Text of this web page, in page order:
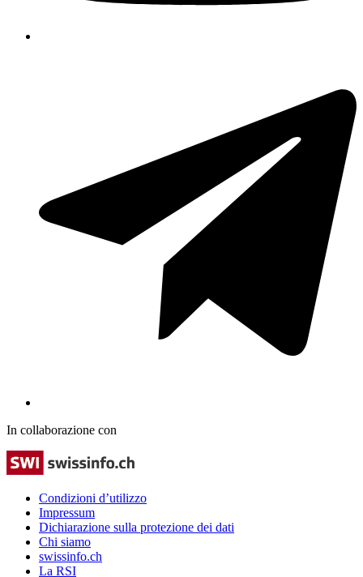
In collaborazione con
Condizioni d’utilizzo
Impressum
Dichiarazione sulla protezione dei dati
Chi siamo
swissinfo.ch
La RSI